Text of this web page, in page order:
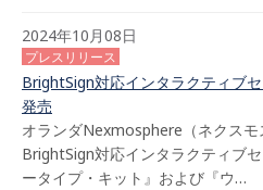
2024年10月08日
プレスリリース
BrightSign対応インタラクティブ
発売
オランダNexmosphere（ネクスモ
BrightSign対応インタラクティブ
ータイプ・キット』および『ウ…